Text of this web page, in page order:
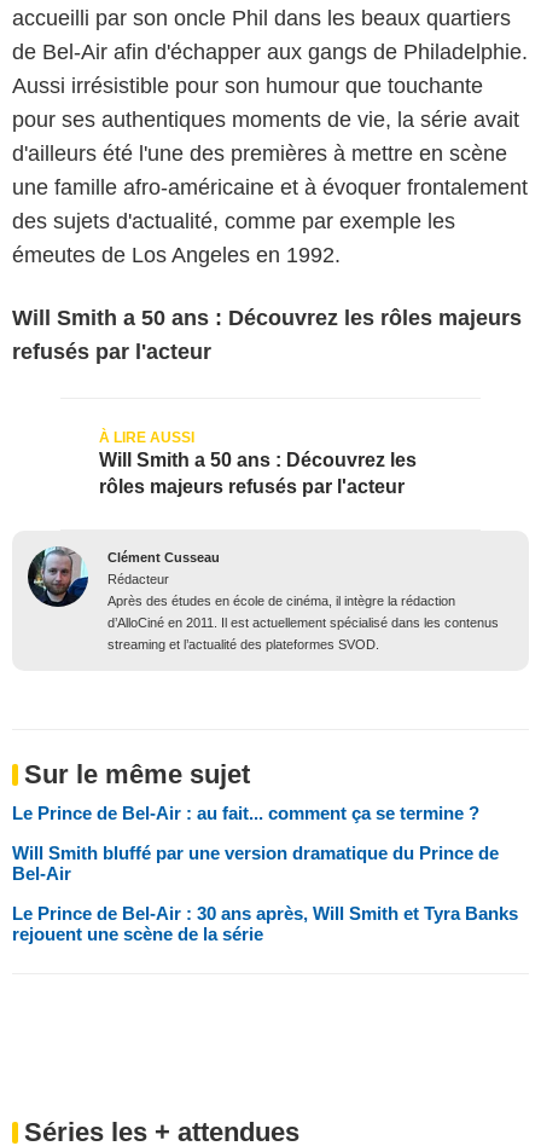
accueilli par son oncle Phil dans les beaux quartiers
de Bel-Air afin d'échapper aux gangs de Philadelphie.
Aussi irrésistible pour son humour que touchante
pour ses authentiques moments de vie, la série avait
d'ailleurs été l'une des premières à mettre en scène
une famille afro-américaine et à évoquer frontalement
des sujets d'actualité, comme par exemple les
émeutes de Los Angeles en 1992.
Will Smith a 50 ans : Découvrez les rôles majeurs
refusés par l'acteur
Will Smith a 50 ans : Découvrez les
rôles majeurs refusés par l'acteur
Clément Cusseau
Rédacteur
Après des études en école de cinéma, il intègre la rédaction
d’AlloCiné en 2011. Il est actuellement spécialisé dans les contenus
streaming et l’actualité des plateformes SVOD.
Sur le même sujet
Le Prince de Bel-Air : au fait... comment ça se termine ?
Will Smith bluffé par une version dramatique du Prince de
Bel-Air
Le Prince de Bel-Air : 30 ans après, Will Smith et Tyra Banks
rejouent une scène de la série
Séries les + attendues